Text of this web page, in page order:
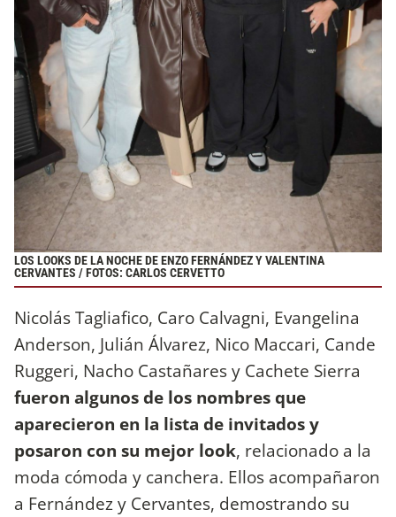
LOS LOOKS DE LA NOCHE DE ENZO FERNÁNDEZ Y VALENTINA
CERVANTES / FOTOS: CARLOS CERVETTO
Nicolás Tagliafico, Caro Calvagni, Evangelina
Anderson, Julián Álvarez, Nico Maccari, Cande
Ruggeri, Nacho Castañares y Cachete Sierra
fueron algunos de los nombres que
aparecieron en la lista de invitados y
posaron con su mejor look, relacionado a la
moda cómoda y canchera. Ellos acompañaron
a Fernández y Cervantes, demostrando su